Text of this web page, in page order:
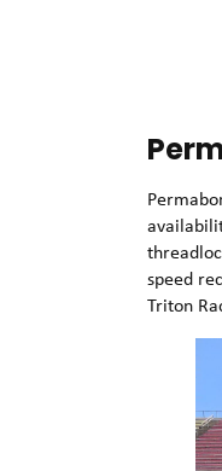
speed
Triton